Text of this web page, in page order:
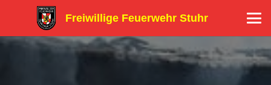
Freiwillige Feuerwehr Stuhr